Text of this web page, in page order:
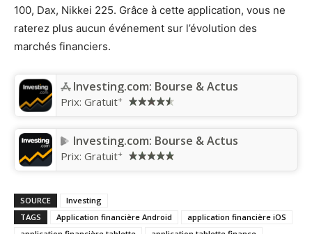
100, Dax, Nikkei 225. Grâce à cette application, vous ne
raterez plus aucun événement sur l’évolution des
marchés financiers.
Investing.com: Bourse & Actus
Prix: Gratuit+
Investing.com: Bourse & Actus
Prix: Gratuit+
SOURCE
Investing
TAGS
Application financière Android
application financière iOS